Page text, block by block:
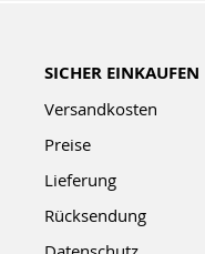
SICHER EINKAUFEN
Versandkosten
Preise
Lieferung
Rücksendung